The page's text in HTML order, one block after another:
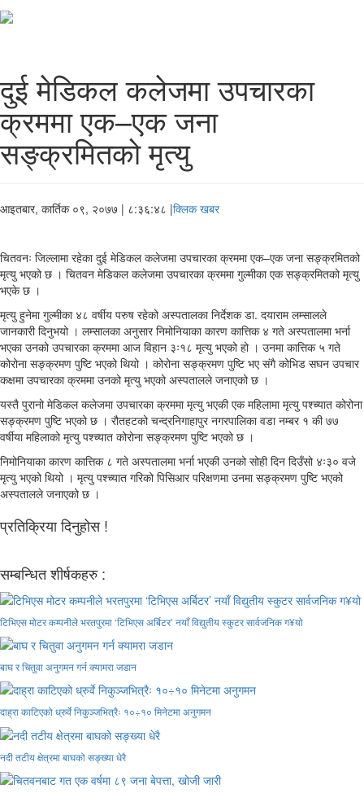
दुई मेडिकल कलेजमा उपचारका
क्रममा एक–एक जना
सङ्क्रमितको मृत्यु
आइतबार, कार्तिक ०९, २०७७ | ८:३६:४८ |क्लिक खबर
चितवनः जिल्लामा रहेका दुई मेडिकल कलेजमा उपचारका क्रममा एक–एक जना सङ्क्रमितको
मृत्यु भएको छ । चितवन मेडिकल कलेजमा उपचारका क्रममा गुल्मीका एक सङ्क्रमितको मृत्यु
भएके छ ।
मृत्यु हुनेमा गुल्मीका ४८ वर्षीय परुष रहेको अस्पतालका निर्देशक डा. दयाराम लम्सालले
जानकारी दिनुभयो । लम्सालका अनुसार निमोनियाका कारण कात्तिक ४ गते अस्पतालमा भर्ना
भएका उनको उपचारका क्रममा आज विहान ३ः१८ मृत्यु भएको हो । उनमा कात्तिक ५ गते
कोरोना सङ्क्रमण पुष्टि भएको थियो । कोरोना सङ्क्रमण पुष्टि भए संगै कोभिड सघन उपचार
कक्षमा उपचारका क्रममा उनको मृत्यु भएको अस्पतालले जनाएको छ ।
यस्तै पुरानो मेडिकल कलेजमा उपचारका क्रममा मृत्यु भएकी एक महिलामा मृत्यु पश्च्यात कोरोना
सङ्क्रमण पुष्टि भएको छ । रौतहटको चन्द्रनिगाहापुर नगरपालिका वडा नम्बर १ की ७७
वर्षीया महिलाको मृत्यु पश्च्यात कोरोना सङ्क्रमण पुष्टि भएको छ ।
निमोनियाका कारण कात्तिक ८ गते अस्पतालमा भर्ना भएकी उनको सोही दिन दिउँसो ४ः३० वजे
मृत्यु भएको थियो । मृत्यु पश्च्यात गरिको पिसिआर परिक्षणमा उनमा सङ्क्रमण पुष्टि भएको
अस्पतालले जनाएको छ ।
प्रतिक्रिया दिनुहोस !
सम्बन्धित शीर्षकहरु :
टिभिएस मोटर कम्पनीले भरतपुरमा ‘टिभिएस अर्बिटर’ नयाँ विद्युतीय स्कुटर सार्वजनिक ग¥यो
बाघ र चितुवा अनुगमन गर्न क्यामरा जडान
दाह्रा काटिएको ध्रुर्वे निकुञ्जभित्रैः १०÷१० मिनेटमा अनुगमन
नदी तटीय क्षेत्रमा बाघको सङ्ख्या धेरै